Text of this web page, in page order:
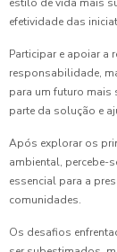
estilo de vida mais
efetividade das
Participar e apoiar a
responsabilidade,
para um futuro mais
parte da solução e
Após explorar os
ambiental, percebe-
essencial para a
comunidades.
Os desafios